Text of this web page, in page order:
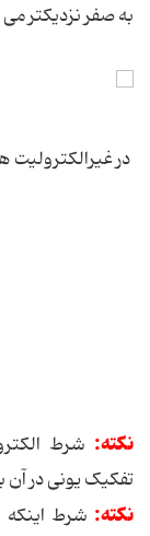
به صفر نزدیکتر
در
نکته: شرط
تفکیک یونی در آن بزرگ
نکته: شرط